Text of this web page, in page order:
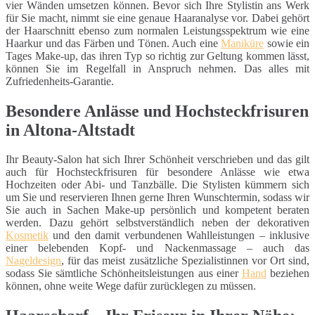
vier Wänden umsetzen können. Bevor sich Ihre Stylistin ans Werk
für Sie macht, nimmt sie eine genaue Haaranalyse vor. Dabei gehört
der Haarschnitt ebenso zum normalen Leistungsspektrum wie eine
Haarkur und das Färben und Tönen. Auch eine Maniküre sowie ein
Tages Make-up, das ihren Typ so richtig zur Geltung kommen lässt,
können Sie im Regelfall in Anspruch nehmen. Das alles mit
Zufriedenheits-Garantie.
Besondere Anlässe und Hochsteckfrisuren
in Altona-Altstadt
Ihr Beauty-Salon hat sich Ihrer Schönheit verschrieben und das gilt
auch für Hochsteckfrisuren für besondere Anlässe wie etwa
Hochzeiten oder Abi- und Tanzbälle. Die Stylisten kümmern sich
um Sie und reservieren Ihnen gerne Ihren Wunschtermin, sodass wir
Sie auch in Sachen Make-up persönlich und kompetent beraten
werden. Dazu gehört selbstverständlich neben der dekorativen
Kosmetik und den damit verbundenen Wahlleistungen – inklusive
einer belebenden Kopf- und Nackenmassage – auch das
Nageldesign, für das meist zusätzliche Spezialistinnen vor Ort sind,
sodass Sie sämtliche Schönheitsleistungen aus einer Handbeziehen
können, ohne weite Wege dafür zurücklegen zu müssen.